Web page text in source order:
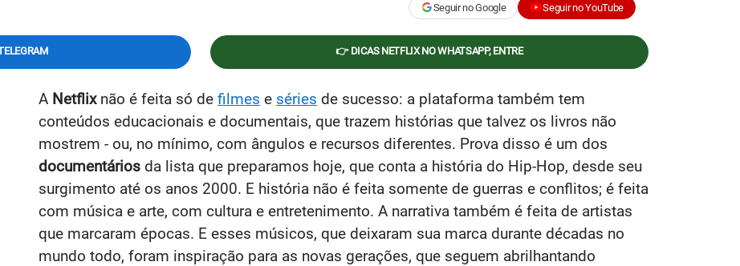
Seguir no Google Seguir no YouTube
👉 DICAS NETFLIX NO WHATSAPP, ENTRE
A Netflixnão é feita só de filmes e séries de sucesso: a plataforma também tem
conteúdos educacionais e documentais, que trazem histórias que talvez os livros não
mostrem - ou, no mínimo, com ângulos e recursos diferentes. Prova disso é um dos
documentários da lista que preparamos hoje, que conta a história do Hip-Hop, desde seu
surgimento até os anos 2000. E história não é feita somente de guerras e conflitos; é feita
com música e arte, com cultura e entretenimento. A narrativa também é feita de artistas
que marcaram épocas. E esses músicos, que deixaram sua marca durante décadas no
mundo todo, foram inspiração para as novas gerações, que seguem abrilhantando